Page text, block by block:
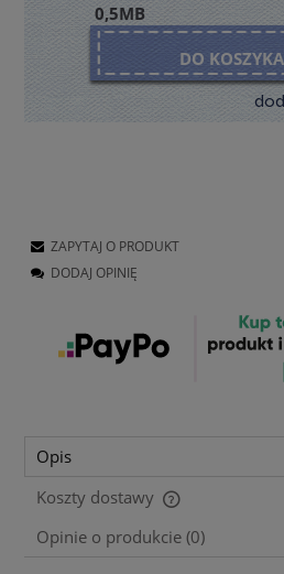
0,5MB
DO KOSZYKA
ZAPYTAJ O PRODUKT
DODAJ OPINIĘ
Opis
Koszty dostawy
Cena nie zawiera ewentualnych
Opinie o produkcie (0)